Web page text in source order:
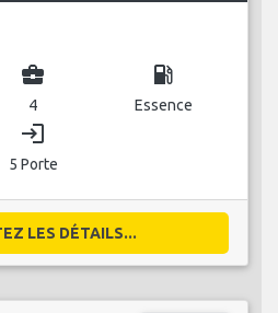
business_center
4
local_gas_station
Essence
login
5 Porte
LES DÉTAILS...